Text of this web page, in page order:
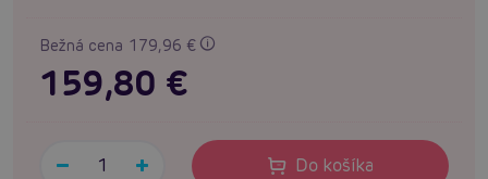
Bežná cena 179,96 €
159,80 €
Do košíka